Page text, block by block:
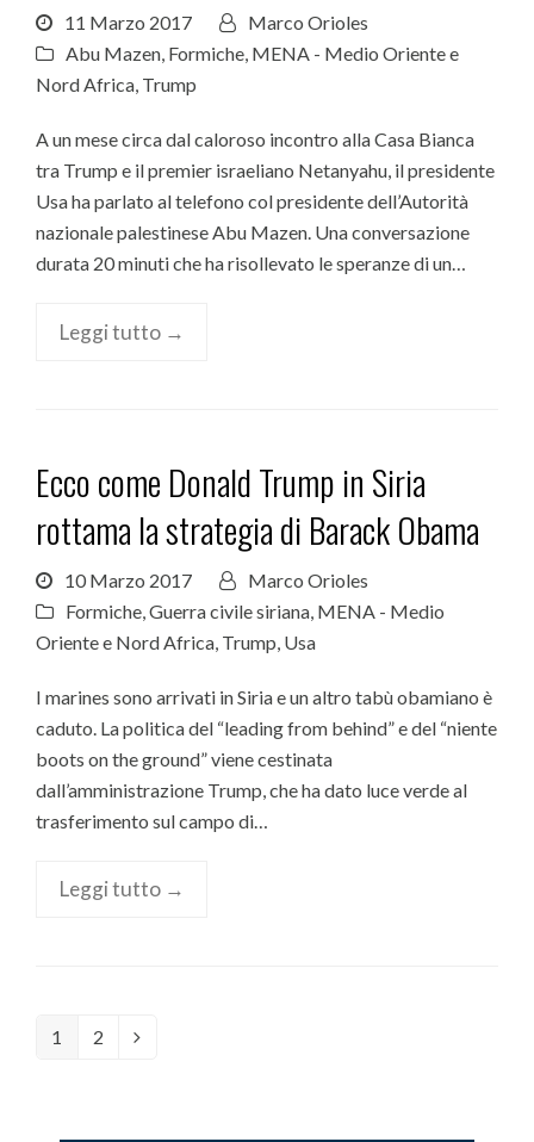
11 Marzo 2017
Marco Orioles
Abu Mazen, Formiche, MENA - Medio Oriente e
Nord Africa, Trump
A un mese circa dal caloroso incontro alla Casa Bianca
tra Trump e il premier israeliano Netanyahu, il presidente
Usa ha parlato al telefono col presidente dell’Autorità
nazionale palestinese Abu Mazen. Una conversazione
durata 20 minuti che ha risollevato le speranze di un…
Leggi tutto →
Ecco come Donald Trump in Siria
rottama la strategia di Barack Obama
10 Marzo 2017
Marco Orioles
Formiche Guerra civile siriana MENA - Medio
Oriente e Nord Africa Trump Usa
I marines sono arrivati in Siria e un altro tabù obamiano è
caduto. La politica del “leading from behind” e del “niente
boots on the ground” viene cestinata
dall’amministrazione Trump, che ha dato luce verde al
trasferimento sul campo di…
Leggi tutto →
Page
1 Page
2